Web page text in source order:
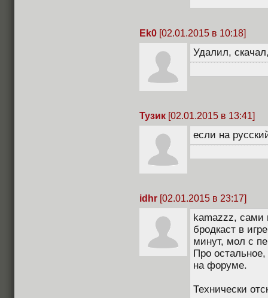
Ek0 [02.01.2015 в 10:18]
Удалил,
Тузик [02.01.2015 в 13:41]
если на
idhr [02.01.2015 в 23:17]
kamazzz,
бродкаст в
минут, мол с
Про
на форуме.
Технически